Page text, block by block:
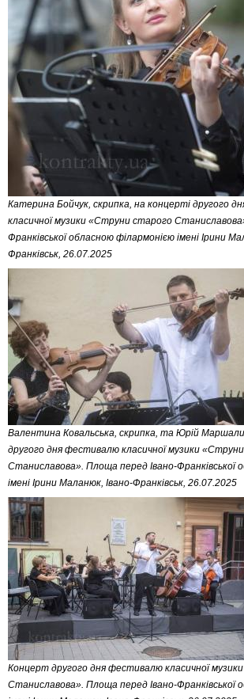
Катерина Бойчук, скрипка, на концерті другого
класичної музики «Струни старого
Франківської обласною філармонією імені Ірини
Франківськ, 26.07.2025
Валентина Ковальська, скрипка, та Юрій
другого дня фестивалю класичної музики
Станиславова». Площа перед Івано-Франківської
імені Ірини Маланюк, Івано-Франківськ, 26.07.2025
Концерт другого дня фестивалю класичної
Станиславова». Площа перед Івано-Франківської